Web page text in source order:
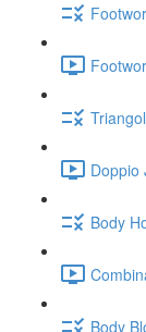
Doppio
Body
Body